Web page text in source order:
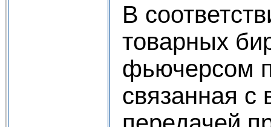
В
товарных
фьючерсом
связанная с